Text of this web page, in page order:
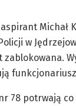
Michał
w
zablokowana.
78 potrwają